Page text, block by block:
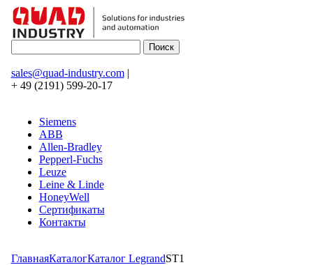
sales@quad-industry.com|
+ 49 (2191) 599-20-17
Siemens
ABB
Allen-Bradley
Pepperl-Fuchs
Leuze
Leine & Linde
HoneyWell
Сертификаты
Контакты
ГлавнаяКаталогКаталог LegrandST1